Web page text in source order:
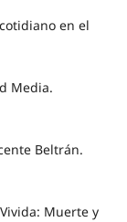
en el
Media.
Beltrán.
Muerte y